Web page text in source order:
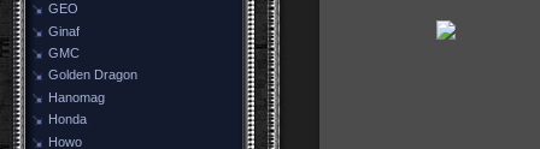
GEO
Ginaf
GMC
Golden Dragon
Hanomag
Honda
Howo
Москва, Строгино, за
МРЭО (обветшала совсем)